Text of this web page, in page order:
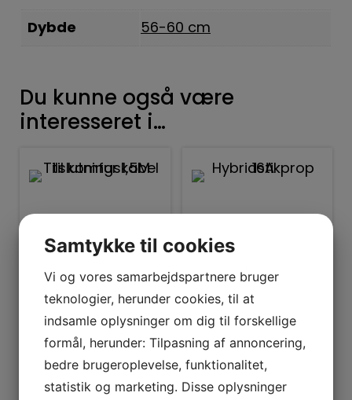
Dybde 56-60 cm
Du kunne også være
interesseret i…
Tilbehør
Tilslutningskabel
til komfur 1,5M
Tilbehør
Hybridstikprop
Samtykke til cookies
Vi og vores samarbejdspartnere bruger
teknologier, herunder cookies, til at
indsamle oplysninger om dig til forskellige
formål, herunder: Tilpasning af annoncering,
bedre brugeroplevelse, funktionalitet,
statistik og marketing. Disse oplysninger